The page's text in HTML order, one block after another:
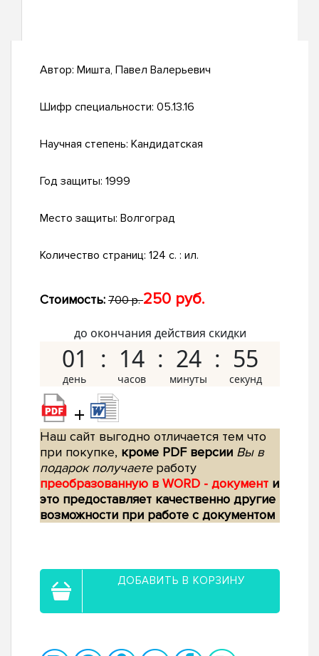
Автор: Мишта, Павел Валерьевич
Шифр специальности: 05.13.16
Научная степень: Кандидатская
Год защиты: 1999
Место защиты: Волгоград
Количество страниц: 124 с. : ил.
Стоимость: 700 р.250 руб.
до окончания действия скидки
01 14 24 54
+
Наш сайт выгодно отличается тем что
при покупке, кроме PDF версии Вы в
подарок получаетеработу
преобразованную в WORD - документ и
это предоставляет качественно другие
возможности при работе с документом
ДОБАВИТЬ В КОРЗИНУ